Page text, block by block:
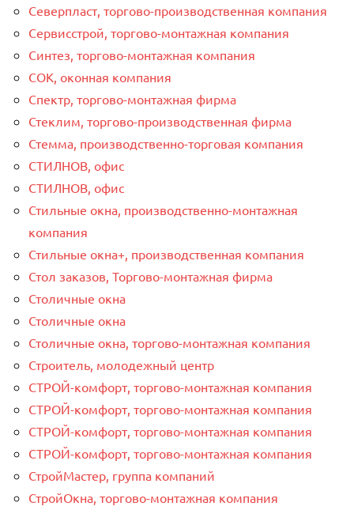
Северпласт, торгово-производственная компания
Сервисстрой, торгово-монтажная компания
Синтез, торгово-монтажная компания
СОК, оконная компания
Спектр, торгово-монтажная фирма
Стеклим, торгово-производственная фирма
Стемма, производственно-торговая компания
СТИЛНОВ, офис
СТИЛНОВ, офис
Стильные окна, производственно-монтажная
компания
Стильные окна+, производственная компания
Стол заказов, Торгово-монтажная фирма
Столичные окна
Столичные окна
Столичные окна, торгово-монтажная компания
Строитель, молодежный центр
СТРОЙ-комфорт, торгово-монтажная компания
СТРОЙ-комфорт, торгово-монтажная компания
СТРОЙ-комфорт, торгово-монтажная компания
СТРОЙ-комфорт, торгово-монтажная компания
СтройМастер, группа компаний
СтройОкна, торгово-монтажная компания